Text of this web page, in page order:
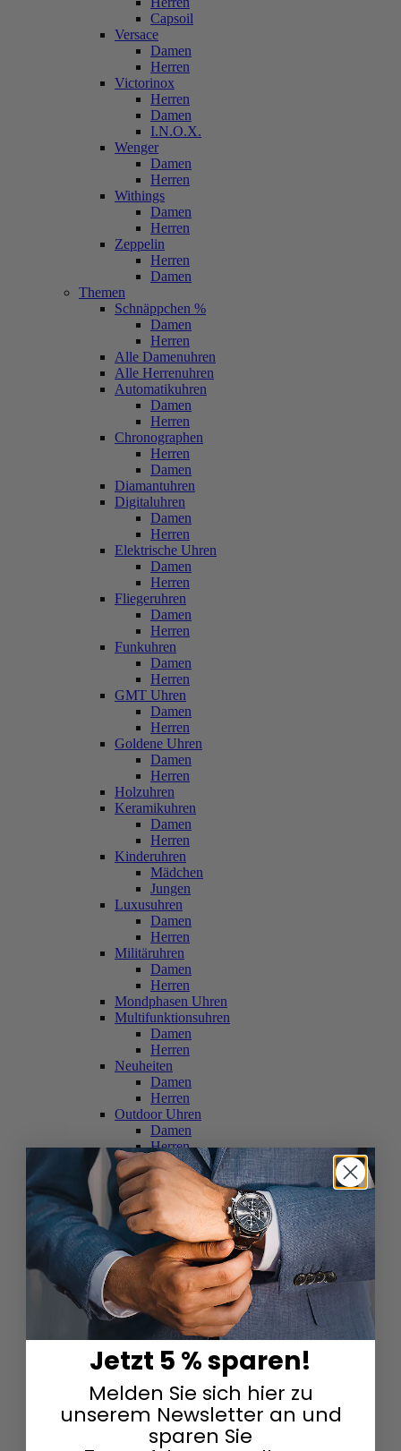
Capsoil
Versace
Damen
Herren
Victorinox
Herren
Damen
I.N.O.X.
Wenger
Damen
Herren
Withings
Damen
Herren
Zeppelin
Herren
Damen
Themen
Schnäppchen %
Damen
Herren
Alle Damenuhren
Alle Herrenuhren
Automatikuhren
Damen
Herren
Chronographen
Herren
Damen
Diamantuhren
Digitaluhren
Damen
Herren
Elektrische Uhren
Damen
Herren
Fliegeruhren
Damen
Herren
Funkuhren
Damen
Herren
GMT Uhren
Damen
Herren
Goldene Uhren
Damen
Herren
Holzuhren
Keramikuhren
Damen
Herren
Kinderuhren
Mädchen
Jungen
Luxusuhren
Damen
Herren
Militäruhren
Damen
Herren
Mondphasen Uhren
Multifunktionsuhren
Damen
Herren
Neuheiten
Damen
Herren
Outdoor Uhren
Damen
Herren
Schweizer Uhren
Damen
Herren
Skelettuhren
Damen
Herren
Smartwatches
Damen
Herren
Solaruhren
Herren
Damen
Sportuhren
Damen
Herren
Swarovski & Edelsteine
Damen
Herren
Jetzt 5 % sparen!
Melden Sie sich hier zu
unserem Newsletter an und
sparen Sie